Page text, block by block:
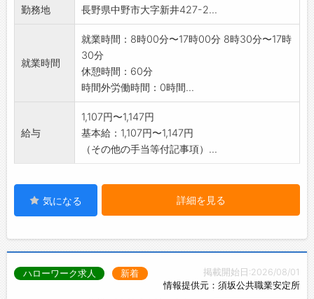
勤務地 長野県中野市大字新井427-2...
就業時間
就業時間：8時00分〜17時00分 8時30分〜17時
30分
休憩時間：60分
時間外労働時間：0時間...
給与
1,107円〜1,147円
基本給：1,107円〜1,147円
（その他の手当等付記事項）...
気になる 詳細を見る
掲載開始日:2026/08/01
情報提供元：須坂公共職業安定所
ハローワーク求人 新着